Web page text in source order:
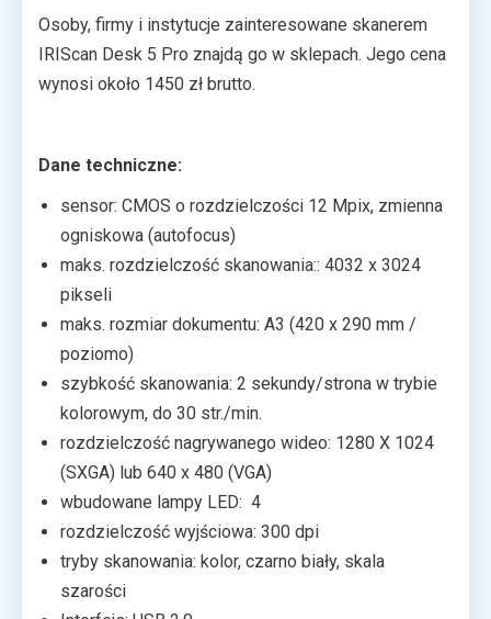
ograniczyć fizyczny kontakt z klientem lub petentem
do niezbędnego minimum, co powinno uczynić cały
proces nie tylko szybszym, ale i bardziej
Osoby, firmy i instytucje zainteresowane skanerem
IRIScan Desk 5 Pro znajdą go w sklepach. Jego cena
wynosi około 1450 zł brutto.
Dane techniczne:
sensor: CMOS o rozdzielczości 12 Mpix, zmienna
ogniskowa (autofocus)
maks. rozdzielczość skanowania:: 4032 x 3024
pikseli
maks. rozmiar dokumentu: A3 (420 x 290 mm /
poziomo)
szybkość skanowania: 2 sekundy/strona w trybie
kolorowym, do 30 str./min.
rozdzielczość nagrywanego wideo: 1280 X 1024
(SXGA) lub 640 x 480 (VGA)
wbudowane lampy LED: 4
rozdzielczość wyjściowa: 300 dpi
tryby skanowania: kolor, czarno biały, skala
szarości